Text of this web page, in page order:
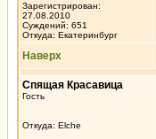
Зарегистрирован:
27.08.2010
Суждений: 651
Откуда: Екатеринбург
Наверх
Спящая Красавица
Гость
Откуда: Elche